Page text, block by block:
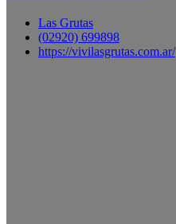
Las Grutas
(02920) 699898
https://vivilasgrutas.com.ar/